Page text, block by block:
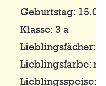
Geburtstag:
Klasse: 3 a
Lieblingsfächer:
Lieblingsfarbe:
Lieblingsspeise: